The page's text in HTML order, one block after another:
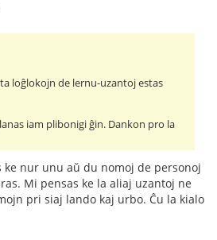
loĝlokojn de lernu-uzantoj estas
iam plibonigi ĝin. Dankon pro la
nur unu aŭ du nomoj de personoj
Mi pensas ke la aliaj uzantoj ne
pri siaj lando kaj urbo. Ĉu la kialo